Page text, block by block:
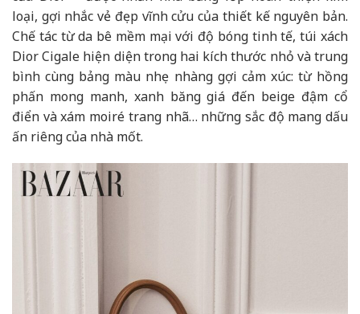
loại, gợi nhắc vẻ đẹp vĩnh cửu của thiết kế nguyên bản.
Chế tác từ da bê mềm mại với độ bóng tinh tế, túi xách
Dior Cigale hiện diện trong hai kích thước nhỏ và trung
bình cùng bảng màu nhẹ nhàng gợi cảm xúc: từ hồng
phấn mong manh, xanh băng giá đến beige đậm cổ
điển và xám moiré trang nhã… những sắc độ mang dấu
ấn riêng của nhà mốt.